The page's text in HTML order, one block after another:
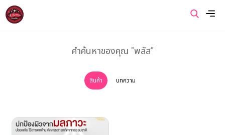
สินค้าของเรา
คำค้นหาของคุณ "พลัส"
สินค้า บทความ